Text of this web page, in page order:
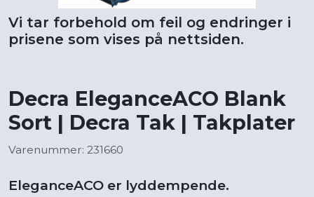
Vi tar forbehold om feil og endringer i
prisene som vises på nettsiden.
Decra EleganceACO Blank
Sort | Decra Tak | Takplater
Varenummer: 231660
EleganceACO er lyddempende.